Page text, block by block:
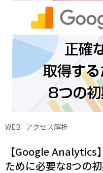
WEB アクセス解析
【Google Analytics
ために必要な8つの初